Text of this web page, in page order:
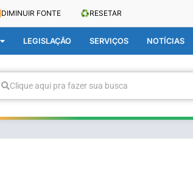
DIMINUIR FONTE ♻️RESETAR
LEGISLAÇÃO SERVIÇOS NOTÍCIAS
Clique aqui pra fazer sua busca